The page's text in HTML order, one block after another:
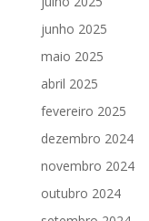
junho 2025
maio 2025
abril 2025
fevereiro 2025
dezembro 2024
novembro 2024
outubro 2024